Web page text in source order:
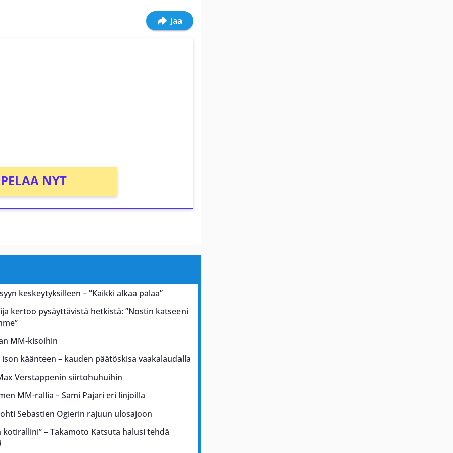
Jaa
PELAA NYT
keskeytyksilleen – ”Kaikki alkaa palaa”
kertoo pysäyttävistä hetkistä: ”Nostin katseeni
MM-kisoihin
käänteen – kauden päätöskisa vaakalaudalla
Verstappenin siirtohuhuihin
MM-rallia – Sami Pajari eri linjoilla
Sebastien Ogierin rajuun ulosajoon
– Takamoto Katsuta halusi tehdä